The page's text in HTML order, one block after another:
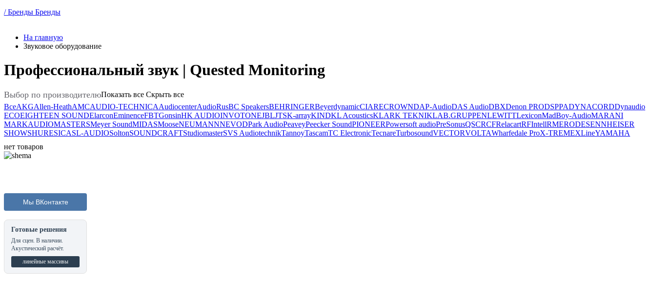
/ Бренды Бренды
На главную
Звуковое оборудование
Профессиональный звук | Quested Monitoring
Выбор по производителюПоказать все Скрыть все
ВсеAKGAllen-HeathAMCAUDIO-TECHNICAAudiocenterAudioRusBC SpeakersBEHRINGERBeyerdynamicCIARECROWNDAP-AudioDAS AudioDBXDenon PRODSPPADYNACORDDynaudio
ECOEIGHTEEN SOUNDElarconEminenceFBTGonsinHK AUDIOINVOTONEJBLJTSK-arrayKINDKL AcousticsKLARK TEKNIKLAB.GRUPPENLEWITTLexiconMadBoy-AudioMARANI
MARKAUDIOMASTERSMeyer SoundMIDASMooseNEUMANNNEVODPark AudioPeaveyPeecker SoundPIONEERPowersoft audioPreSonusQSCRCFRelacartRFIntellRMERODESENNHEISER
SHOWSHURESICASL-AUDIOSoltonSOUNDCRAFTStudiomasterSVS AudiotechnikTannoyTascamTC ElectronicTecnareTurbosoundVECTORVOLTAWharfedale ProX-TREMEXLineYAMAHA
нет товаров
Мы ВКонтакте
Готовые решения
Для сцен. В наличии.
Акустический расчёт.
линейные массивы